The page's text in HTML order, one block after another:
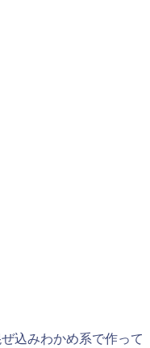
込みわかめ系で作って